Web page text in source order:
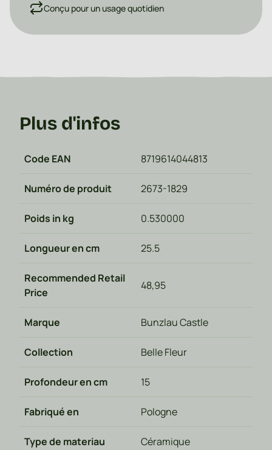
Conçu pour un usage quotidien
Plus d'infos
Code EAN 8719614044813
Numéro de produit 2673-1829
Poids in kg 0.530000
Longueur en cm 25.5
Recommended Retail
Price
48,95
Marque Bunzlau Castle
Collection Belle Fleur
Profondeur en cm 15
Fabriqué en Pologne
Type de materiau Céramique